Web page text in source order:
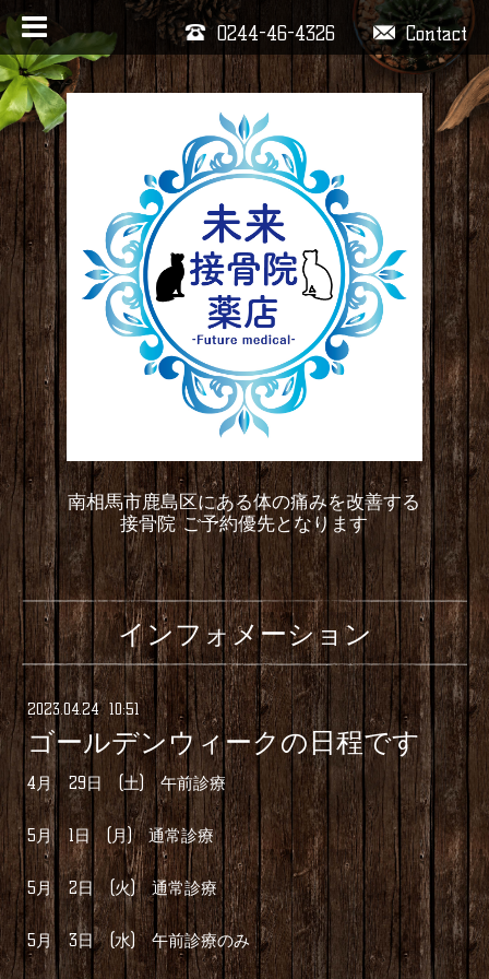
Contact
0244-46-4326
南相馬市鹿島区にある体の痛みを改善する
接骨院 ご予約優先となります
インフォメーション
2023.04.24 10:51
ゴールデンウィークの日程です
4月 29日 (土) 午前診療
5月 1日 (月) 通常診療
5月 2日 (火) 通常診療
5月 3日 (水) 午前診療のみ